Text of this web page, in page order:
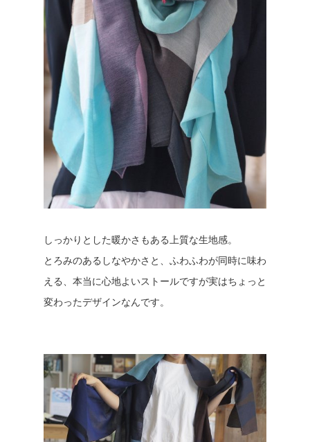
しっかりとした暖かさもある上質な生地感。
とろみのあるしなやかさと、ふわふわが同時に味わ
える、本当に心地よいストールですが実はちょっと
変わったデザインなんです。